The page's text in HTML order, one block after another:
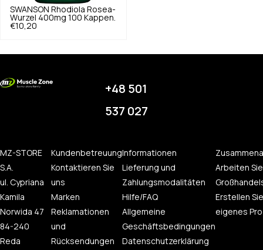
SWANSON Rhodiola Rosea-
Wurzel 400mg 100 Kappen.
€10,20
+48 501
537 027
MZ-STORE
S.A.
ul. Cypriana
Kamila
Norwida 47
84-240
Reda
Kundenbetreuung
Kontaktieren Sie
uns
Marken
Reklamationen
und
Rücksendungen
Informationen
Lieferung und
Zahlungsmodalitäten
Hilfe/FAQ
Allgemeine
Geschäftsbedingungen
Datenschutzerklärung
Arbeiten
Erstellen
eigenes